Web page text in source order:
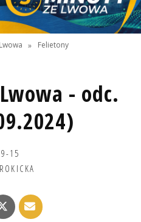
» Felietony
- odc.
15